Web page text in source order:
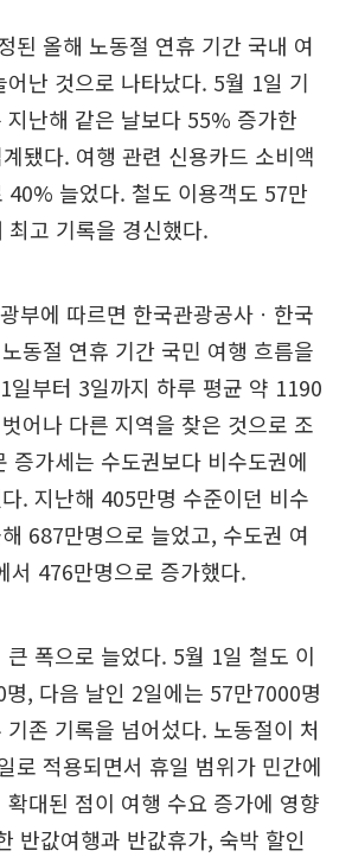
된 올해 노동절 연휴 기간 국내 여
난 것으로 나타났다. 5월 1일 기
지난해 같은 날보다 55% 증가한
됐다. 여행 관련 신용카드 소비액
40% 늘었다. 철도 이용객도 57만
고 기록을 경신했다.
부에 따르면 한국관광공사ㆍ한국
동절 연휴 기간 국민 여행 흐름을
일부터 3일까지 하루 평균 약 1190
어나 다른 지역을 찾은 것으로 조
증가세는 수도권보다 비수도권에
. 지난해 405만명 수준이던 비수
687만명으로 늘었고, 수도권 여
서 476만명으로 증가했다.
폭으로 늘었다. 5월 1일 철도 이
, 다음 날인 2일에는 57만7000명
존 기록을 넘어섰다. 노동절이 처
로 적용되면서 휴일 범위가 민간에
대된 점이 여행 수요 증가에 영향
반값여행과 반값휴가, 숙박 할인